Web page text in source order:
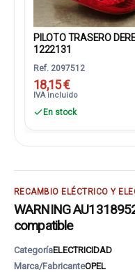
PILOTO TRASERO
1222131
Ref. 2097512
18,15 €
IVA incluido
En stock
RECAMBIO ELÉCTRICO Y
WARNING
compatible
CategoríaELECTRICIDAD
Marca/FabricanteOPEL